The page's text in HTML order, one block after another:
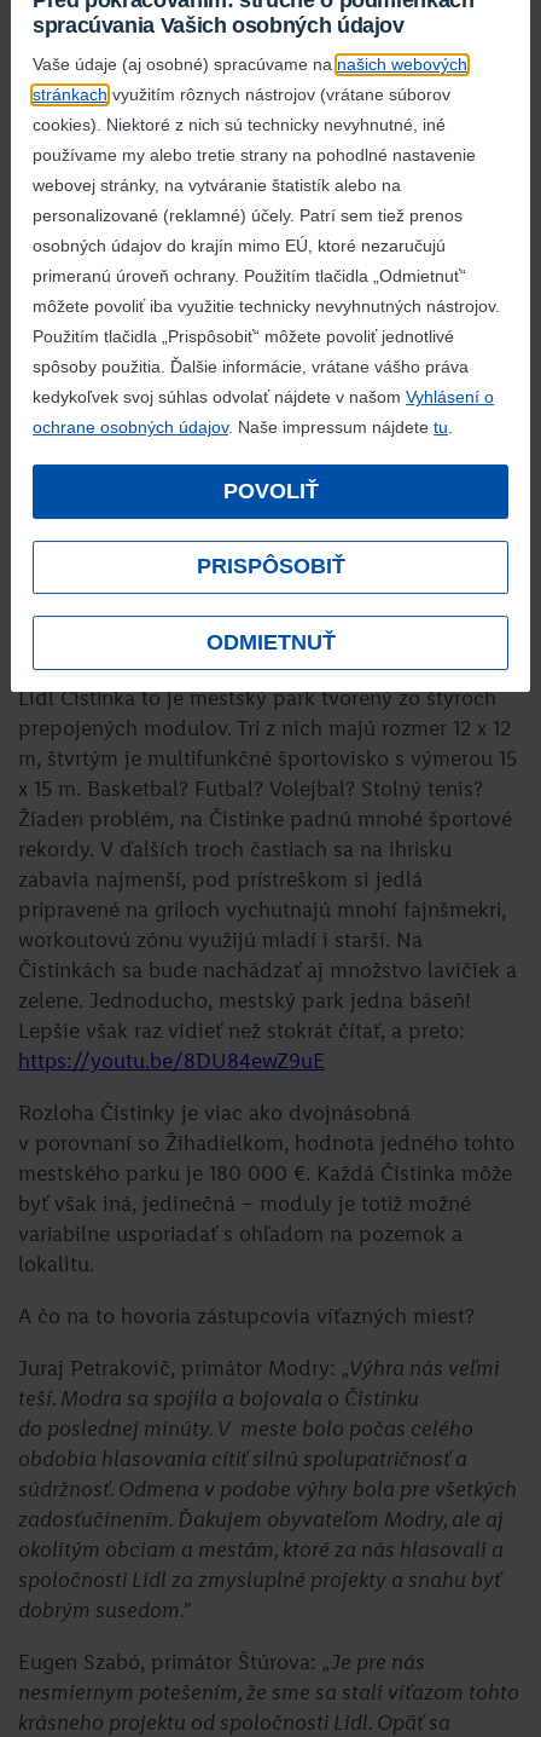
spracúvania Vašich osobných údajov
Vaše údaje (aj osobné) spracúvame na našich webových
stránkach využitím rôznych nástrojov (vrátane súborov
cookies). Niektoré z nich sú technicky nevyhnutné, iné
používame my alebo tretie strany na pohodlné nastavenie
webovej stránky, na vytváranie štatistík alebo na
personalizované (reklamné) účely. Patrí sem tiež prenos
osobných údajov do krajín mimo EÚ, ktoré nezaručujú
primeranú úroveň ochrany. Použitím tlačidla „Odmietnuť“
môžete povoliť iba využitie technicky nevyhnutných nástrojov.
Použitím tlačidla „Prispôsobiť“ môžete povoliť jednotlivé
spôsoby použitia. Ďalšie informácie, vrátane vášho práva
kedykoľvek svoj súhlas odvolať nájdete v našom Vyhlásení o
ochrane osobných údajov. Naše impressum nájdete tu.
POVOLIŤ
PRISPÔSOBIŤ
ODMIETNUŤ
doŠtúrova!
Dolný Kubín
splnil svoj cieľ,
s dlhým nosom
neodišiel!
Rimavská Sobota hlási,
od radosti
skáču masy!
Nebolo to
hlasovať za park
vKomárne!
Lidl Čistinka to je mestský park tvorený zo štyroch
prepojených modulov. Tri z nich majú rozmer 12 x 12
m, štvrtým je multifunkčné športovisko s výmerou 15
x 15 m. Basketbal? Futbal? Volejbal? Stolný tenis?
Žiaden problém, na Čistinke padnú mnohé športové
rekordy. V ďalších troch častiach sa na ihrisku
zabavia najmenší, pod prístreškom si jedlá
pripravené na griloch vychutnajú mnohí fajnšmekri,
workoutovú zónu využijú mladí i starší. Na
Čistinkách sa bude nachádzať aj množstvo lavičiek a
zelene. Jednoducho, mestský park jedna báseň!
Lepšie však raz vidieť než stokrát čítať, a preto:
https://youtu.be/8DU84ewZ9uE
Rozloha Čistinky je viac ako dvojnásobná
v porovnaní so Žihadielkom, hodnota jedného tohto
mestského parku je 180 000 €. Každá Čistinka môže
byť však iná, jedinečná – moduly je totiž možné
variabilne usporiadať s ohľadom na pozemok a
lokalitu.
A čo na to hovoria zástupcovia víťazných miest?
Juraj Petrakovič, primátor Modry: „Výhra nás veľmi
teší. Modra sa spojila a bojovala o Čistinku
do poslednej minúty. V meste bolo počas celého
obdobia hlasovania cítiť silnú spolupatričnosť a
súdržnosť. Odmena v podobe výhry bola pre všetkých
zadosťučinením. Ďakujem obyvateľom Modry, ale aj
okolitým obciam a mestám, ktoré za nás hlasovali a
spoločnosti Lidl za zmysluplné projekty a snahu byť
dobrým susedom.”
Eugen Szabó, primátor Štúrova: „Je pre nás
nesmiernym potešením, že sme sa stali víťazom tohto
krásneho projektu od spoločnosti Lidl. Opäť sa